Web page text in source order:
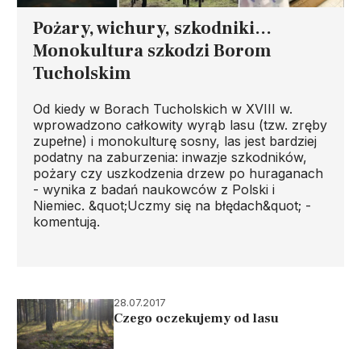
Pożary, wichury, szkodniki...
Monokultura szkodzi Borom
Tucholskim
Od kiedy w Borach Tucholskich w XVIII w.
wprowadzono całkowity wyrąb lasu (tzw. zręby
zupełne) i monokulturę sosny, las jest bardziej
podatny na zaburzenia: inwazje szkodników,
pożary czy uszkodzenia drzew po huraganach
- wynika z badań naukowców z Polski i
Niemiec. &quot;Uczmy się na błędach&quot; -
komentują.
28.07.2017
Czego oczekujemy od lasu